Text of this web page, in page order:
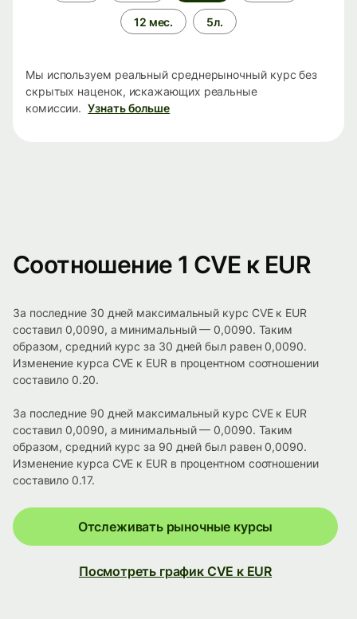
12 мес. 5л.
Мы используем реальный среднерыночный курс без
скрытых наценок, искажающих реальные
комиссии. Узнать больше
Соотношение 1 CVE к EUR
За последние 30 дней максимальный курс CVE к EUR
составил 0,0090, а минимальный — 0,0090. Таким
образом, средний курс за 30 дней был равен 0,0090.
Изменение курса CVE к EUR в процентном соотношении
составило 0.20.
За последние 90 дней максимальный курс CVE к EUR
составил 0,0090, а минимальный — 0,0090. Таким
образом, средний курс за 90 дней был равен 0,0090.
Изменение курса CVE к EUR в процентном соотношении
составило 0.17.
Отслеживать рыночные курсы
Посмотреть график CVE к EUR